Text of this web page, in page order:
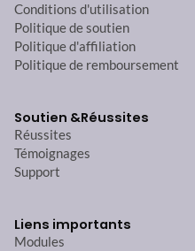
Conditions d'utilisation
Politique de soutien
Politique d'affiliation
Politique de remboursement
Soutien &Réussites
Réussites
Témoignages
Support
Liens importants
Modules